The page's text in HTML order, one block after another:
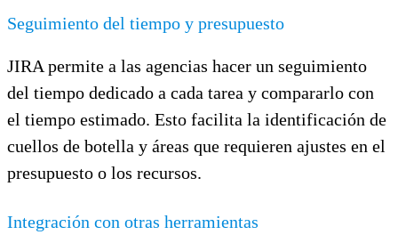
Seguimiento del tiempo y presupuesto
JIRA permite a las agencias hacer un seguimiento
del tiempo dedicado a cada tarea y compararlo con
el tiempo estimado. Esto facilita la identificación de
cuellos de botella y áreas que requieren ajustes en el
presupuesto o los recursos.
Integración con otras herramientas